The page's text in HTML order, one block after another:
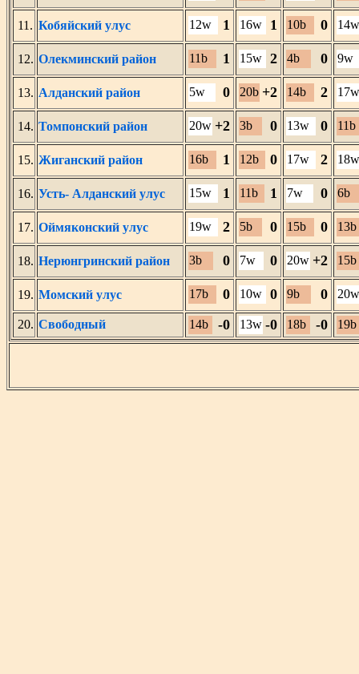
11. Кобяйский улус 12w 1 16w 1 10b 0 14w
12. Олекминский район 11b 1 15w 2 4b 0 9w
13. Алданский район 5w 0 20b +2 14b 2 17w
14. Томпонский район 20w +2 3b 0 13w 0 11b
15. Жиганский район 16b 1 12b 0 17w 2 18w
16. Усть- Алданский улус 15w 1 11b 1 7w 0 6b
17. Оймяконский улус 19w 2 5b 0 15b 0 13b
18. Нерюнгринский район 3b 0 7w 0 20w +2 15b
19. Момский улус 17b 0 10w 0 9b 0 20w
20. Свободный 14b -0 13w -0 18b -0 19b